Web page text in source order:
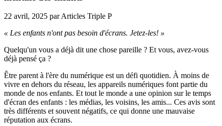
22 avril, 2025 parArticles Triple P
« Les enfants n'ont pas besoin d'écrans. Jetez-les! »
Quelqu'un vous a déjà dit une chose pareille ? Et vous, avez-vous
déjà pensé ça ?
Être parent à l'ère du numérique est un défi quotidien. À moins de
vivre en dehors du réseau, les appareils numériques font partie du
monde de nos enfants. Et tout le monde a une opinion sur le temps
d'écran des enfants : les médias, les voisins, les amis... Ces avis sont
très différents et souvent négatifs, ce qui donne une mauvaise
réputation aux écrans.